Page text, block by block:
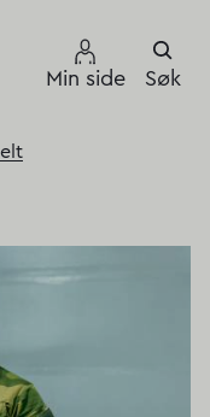
Min side Søk